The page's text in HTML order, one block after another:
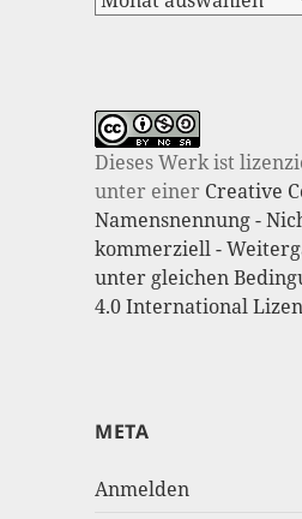
Dieses Werk ist
unter einer Creative
Namensnennung -
kommerziell -
unter gleichen
4.0 International
META
Anmelden